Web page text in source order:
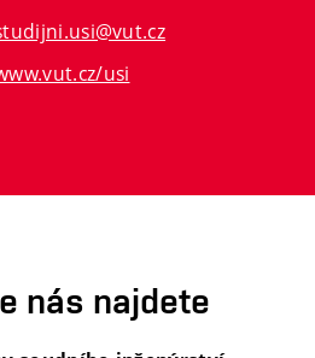
usi
nás najdete